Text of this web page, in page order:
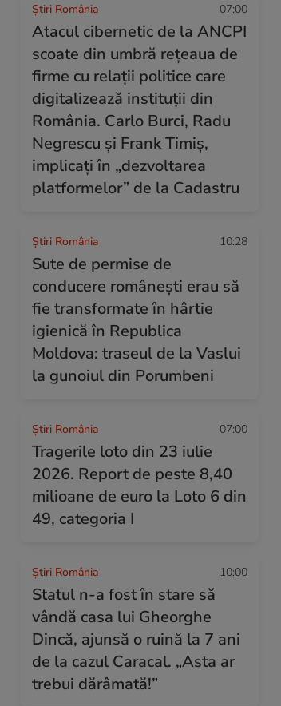
Știri România 07:00
Atacul cibernetic de la ANCPI
scoate din umbră rețeaua de
firme cu relații politice care
digitalizează instituții din
România. Carlo Burci, Radu
Negrescu și Frank Timiș,
implicați în „dezvoltarea
platformelor” de la Cadastru
Știri România 10:28
Sute de permise de
conducere românești erau să
fie transformate în hârtie
igienică în Republica
Moldova: traseul de la Vaslui
la gunoiul din Porumbeni
Știri România 07:00
Tragerile loto din 23 iulie
2026. Report de peste 8,40
milioane de euro la Loto 6 din
49, categoria I
Știri România 10:00
Statul n-a fost în stare să
vândă casa lui Gheorghe
Dincă, ajunsă o ruină la 7 ani
de la cazul Caracal. „Asta ar
trebui dărâmată!”